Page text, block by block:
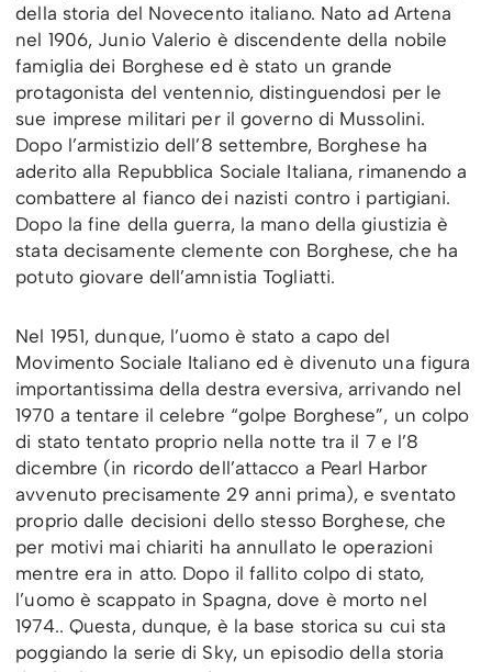
della storia del Novecento italiano. Nato ad Artena
nel 1906, Junio Valerio è discendente della nobile
famiglia dei Borghese ed è stato un grande
protagonista del ventennio, distinguendosi per le
sue imprese militari per il governo di Mussolini.
Dopo l’armistizio dell’8 settembre, Borghese ha
aderito alla Repubblica Sociale Italiana, rimanendo a
combattere al fianco dei nazisti contro i partigiani.
Dopo la fine della guerra, la mano della giustizia è
stata decisamente clemente con Borghese, che ha
potuto giovare dell’amnistia Togliatti.
Nel 1951, dunque, l’uomo è stato a capo del
Movimento Sociale Italiano ed è divenuto una figura
importantissima della destra eversiva, arrivando nel
1970 a tentare il celebre “golpe Borghese”, un colpo
di stato tentato proprio nella notte tra il 7 e l’8
dicembre (in ricordo dell’attacco a Pearl Harbor
avvenuto precisamente 29 anni prima), e sventato
proprio dalle decisioni dello stesso Borghese, che
per motivi mai chiariti ha annullato le operazioni
mentre era in atto. Dopo il fallito colpo di stato,
l’uomo è scappato in Spagna, dove è morto nel
1974.. Questa, dunque, è la base storica su cui sta
poggiando la serie di Sky, un episodio della storia